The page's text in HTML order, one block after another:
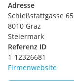
Adresse
Schießstattgasse 65
8010 Graz
Steiermark
Referenz ID
1-12326681
Firmenwebsite